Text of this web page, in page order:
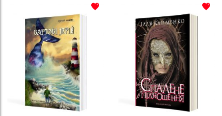
До списку бажань